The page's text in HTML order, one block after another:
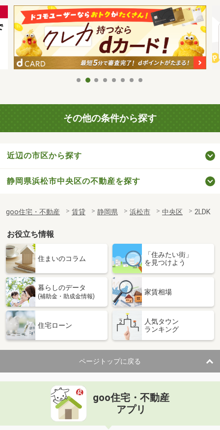
その他の条件から探す
近辺の市区から探す
静岡県浜松市中央区の不動産を探す
goo住宅・不動産 賃貸 静岡県 浜松市 中央区 2LDK
お役立ち情報
住まいのコラム
「住みたい街」
を見つけよう
暮らしのデータ
(補助金・助成金情報)
家賃相場
住宅ローン
人気タウン
ランキング
ページトップに戻る
goo住宅・不動産
アプリ